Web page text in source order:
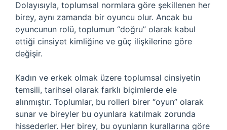
Dolayısıyla, toplumsal normlara göre şekillenen her
birey, aynı zamanda bir oyuncu olur. Ancak bu
oyuncunun rolü, toplumun “doğru” olarak kabul
ettiği cinsiyet kimliğine ve güç ilişkilerine göre
değişir.
Kadın ve erkek olmak üzere toplumsal cinsiyetin
temsili, tarihsel olarak farklı biçimlerde ele
alınmıştır. Toplumlar, bu rolleri birer “oyun” olarak
sunar ve bireyler bu oyunlara katılmak zorunda
hissederler. Her birey, bu oyunların kurallarına göre